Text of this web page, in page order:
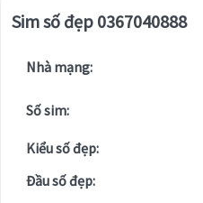
Sim số đẹp 0367040888
Nhà mạng:
Số sim:
Kiểu số đẹp:
Đầu số đẹp: